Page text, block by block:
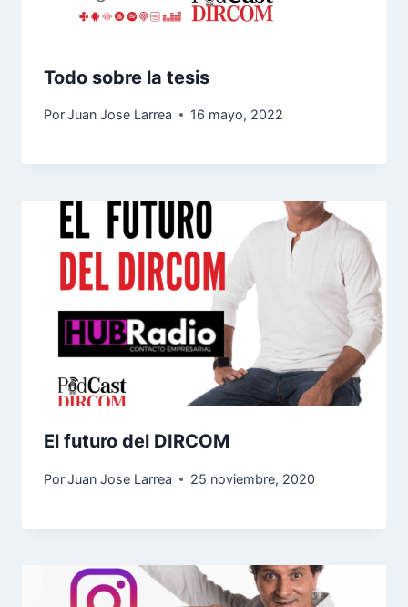
Todo sobre la tesis
PorJuan Jose Larrea 16 mayo, 2022
El futuro del DIRCOM
PorJuan Jose Larrea 25 noviembre, 2020